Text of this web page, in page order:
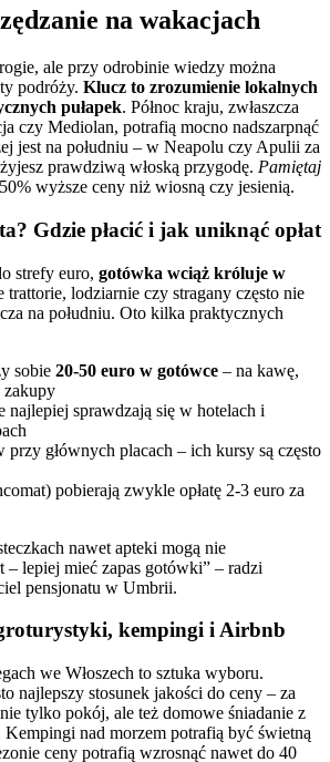
na wakacjach
ale przy odrobinie wiedzy można
podróży. Klucz to zrozumienie lokalnych
pułapek. Północ kraju, zwłaszcza
czy Mediolan, potrafią mocno nadszarpnąć
jest na południu – w Neapolu czy Apulii za
prawdziwą włoską przygodę. Pamiętaj
wyższe ceny niż wiosną czy jesienią.
Gdzie płacić i jak uniknąć opłat
strefy euro, gotówka wciąż króluje w
trattorie, lodziarnie czy stragany często nie
na południu. Oto kilka praktycznych
sobie 20-50 euro w gotówce – na kawę,
zakupy
najlepiej sprawdzają się w hotelach i
głównych placach – ich kursy są często
pobierają zwykle opłatę 2-3 euro za
nawet apteki mogą nie
– lepiej mieć zapas gotówki” – radzi
pensjonatu w Umbrii.
kempingi i Airbnb
we Włoszech to sztuka wyboru.
najlepszy stosunek jakości do ceny – za
tylko pokój, ale też domowe śniadanie z
nad morzem potrafią być świetną
ceny potrafią wzrosnąć nawet do 40